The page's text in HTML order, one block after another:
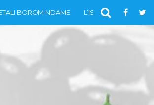
BOROM NDAME L’ISLAM VIDÉOS